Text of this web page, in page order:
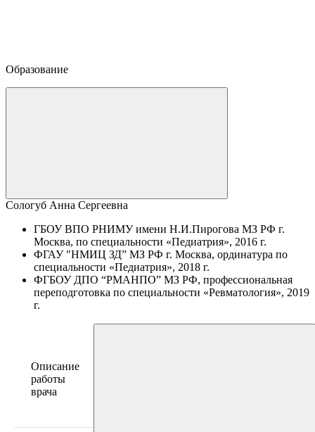
Образование
Сологуб Анна Сергеевна
ГБОУ ВПО РНИМУ имени Н.И.Пирогова МЗ РФ г.
Москва, по специальности «Педиатрия», 2016 г.
ФГАУ "НМИЦ ЗД” МЗ РФ г. Москва, ординатура по
специальности «Педиатрия», 2018 г.
ФГБОУ ДПО “РМАНПО” МЗ РФ, профессиональная
переподготовка по специальности «Ревматология», 2019
г.
Описание
работы
врача